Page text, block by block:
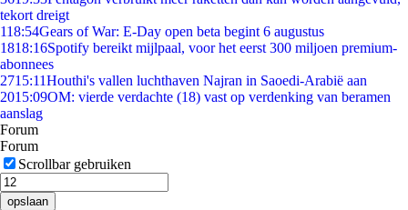
tekort dreigt
118:54Gears of War: E-Day open beta begint 6 augustus
1818:16Spotify bereikt mijlpaal, voor het eerst 300 miljoen premium-
abonnees
2715:11Houthi's vallen luchthaven Najran in Saoedi-Arabië aan
2015:09OM: vierde verdachte (18) vast op verdenking van beramen
aanslag
Forum
Forum
Scrollbar gebruiken
opslaan